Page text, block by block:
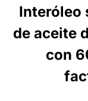
Interóleo
de aceite
con